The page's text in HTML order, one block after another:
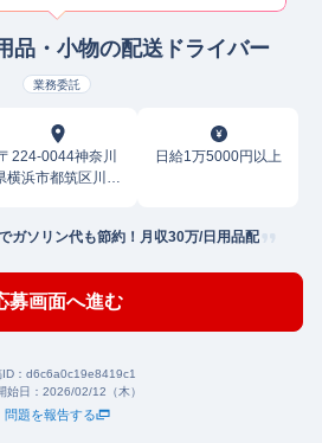
品・小物の配送ドライバー
業務委託
224-0044神奈川
横浜市都筑区川向
日給1万5000円以上
ガソリン代も節約！月収30万/日用品配
募画面へ進む
： d6c6a0c19e8419c1
始日： 2026/02/12（木）
問題を報告する